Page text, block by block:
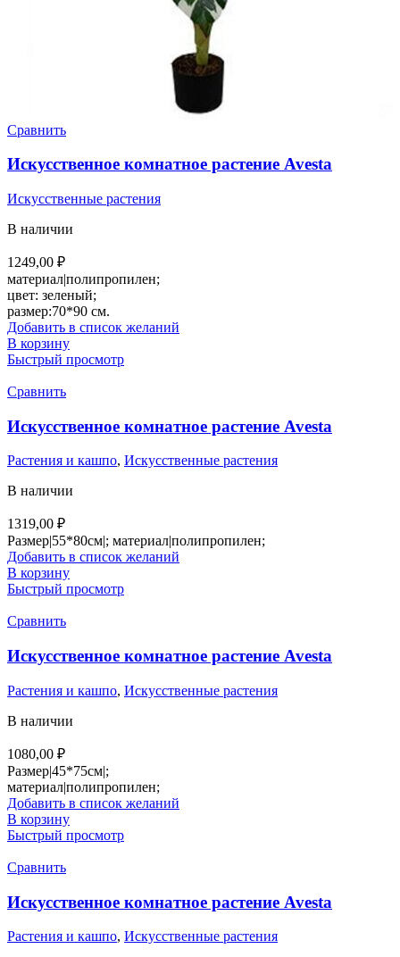
Сравнить
Искусственное комнатное растение Avesta
Искусственные растения
В наличии
1249,00 ₽
материал|полипропилен;
цвет: зеленый;
размер:70*90 см.
Добавить в список желаний
В корзину
Быстрый просмотр
Сравнить
Искусственное комнатное растение Avesta
Растения и кашпо, Искусственные растения
В наличии
1319,00 ₽
Размер|55*80см|; материал|полипропилен;
Добавить в список желаний
В корзину
Быстрый просмотр
Сравнить
Искусственное комнатное растение Avesta
Растения и кашпо, Искусственные растения
В наличии
1080,00 ₽
Размер|45*75см|;
материал|полипропилен;
Добавить в список желаний
В корзину
Быстрый просмотр
Сравнить
Искусственное комнатное растение Avesta
Растения и кашпо, Искусственные растения